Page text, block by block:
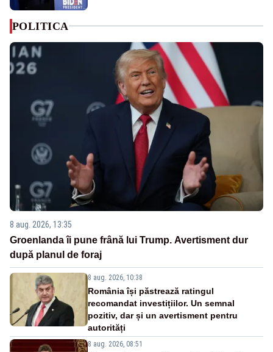
POLITICA
8 aug. 2026, 13:35
Groenlanda îi pune frână lui Trump. Avertisment dur
după planul de foraj
8 aug. 2026, 10:38
România își păstrează ratingul
recomandat investițiilor. Un semnal
pozitiv, dar și un avertisment pentru
autorități
8 aug. 2026, 08:51